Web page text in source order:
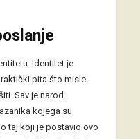
Identitet je
pita što misle
Sav je narod
kojega su
taj koji je postavio ovo